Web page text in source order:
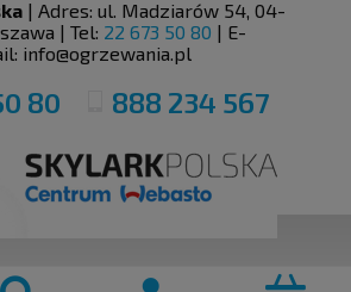
| Adres: ul. Madziarów 54, 04-
| Tel: 22 673 50 80 | E-
info@ogrzewania.pl
80 888 234 567